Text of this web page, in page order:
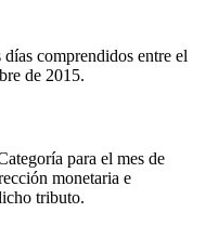
comprendidos entre el
de 2015.
para el mes de
monetaria e
tributo.